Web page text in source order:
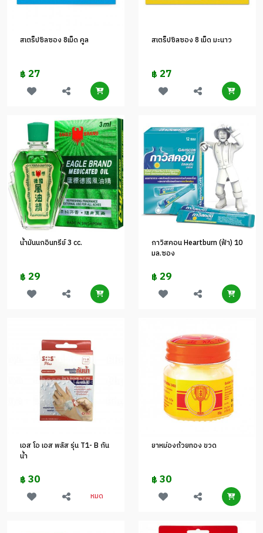
สเตร็ปซิลซอง 8เม็ด คูล
฿ 27
สเตร็ปซิลซอง 8 เม็ด มะนาว
฿ 27
น้ำมันนกอินทรีย์ 3 cc.
฿ 29
กาวิสคอน Heartburn (ฟ้า) 10
มล.ซอง
฿ 29
เอส โอ เอส พลัส รุ่น T1- B กัน
น้ำ
฿ 30
หมด
ยาหม่องถ้วยทอง ขวด
฿ 30